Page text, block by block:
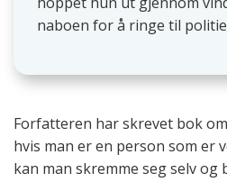
naboen for å ringe til
Forfatteren har skrevet bok
hvis man er en person som er
kan man skremme seg selv og